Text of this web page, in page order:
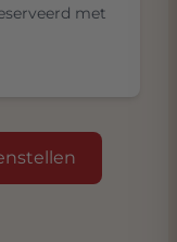
met